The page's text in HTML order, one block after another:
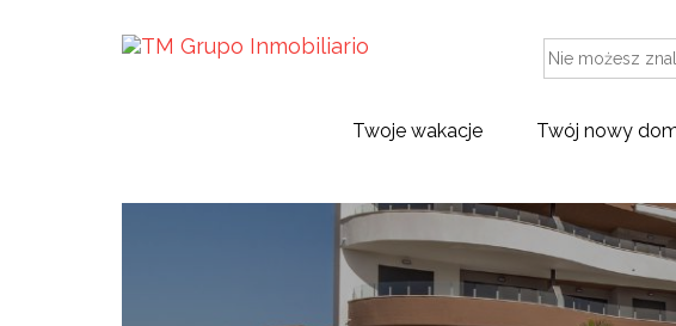
Twoje wakacje Twój nowy